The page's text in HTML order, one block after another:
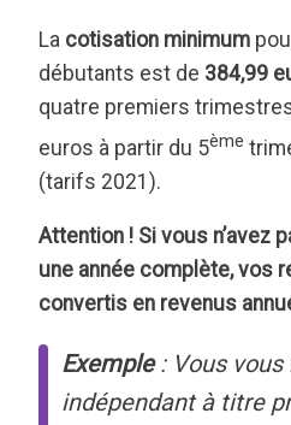
La cotisation minimum
débutants est de 384,99
quatre premiers trimestres
euros à partir du 5ème
(tarifs 2021).
Attention ! Si vous n’avez
une année complète, vos
convertis en revenus
Exemple: Vous vous
indépendant à titre